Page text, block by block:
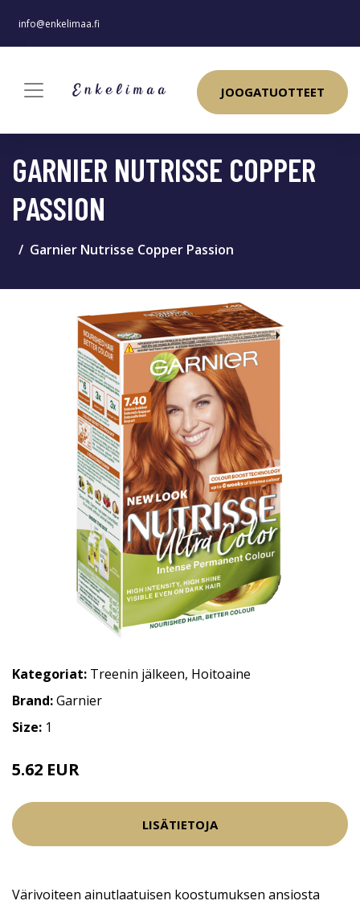
info@enkelimaa.fi
JOOGATUOTTEET
GARNIER NUTRISSE COPPER
PASSION
Garnier Nutrisse Copper Passion
Kategoriat: Treenin jälkeen, Hoitoaine
Brand:Garnier
Size: 1
5.62 EUR
LISÄTIETOJA
Värivoiteen ainutlaatuisen koostumuksen ansiosta